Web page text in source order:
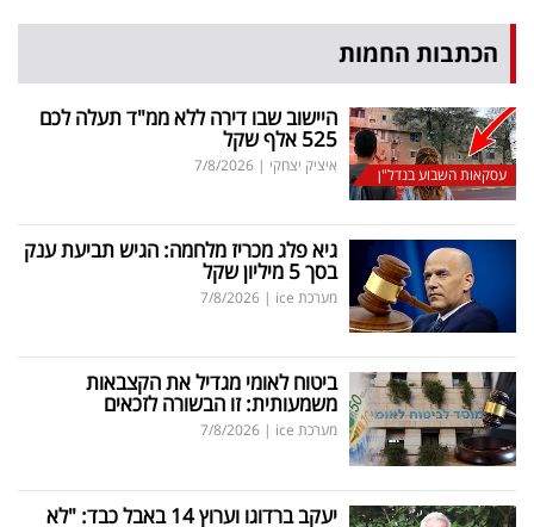
הכתבות החמות
עסקאות השבוע בנדל"ן
היישוב שבו דירה ללא ממ"ד תעלה לכם
525 אלף שקל
איציק יצחקי |
7/8/2026
גיא פלג מכריז מלחמה: הגיש תביעת ענק
בסך 5 מיליון שקל
מערכת ice |
7/8/2026
ביטוח לאומי מגדיל את הקצבאות
משמעותית: זו הבשורה לזכאים
מערכת ice |
7/8/2026
יעקב ברדוגו וערוץ 14 באבל כבד: "לא